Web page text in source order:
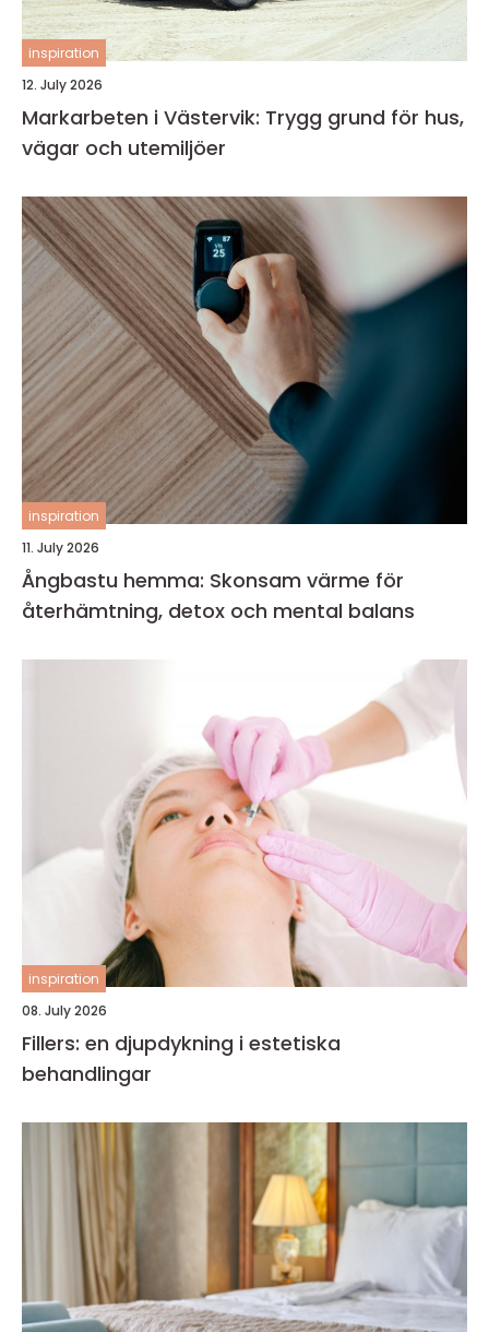
inspiration
12. July 2026
Markarbeten i Västervik: Trygg grund för hus,
vägar och utemiljöer
inspiration
11. July 2026
Ångbastu hemma: Skonsam värme för
återhämtning, detox och mental balans
inspiration
08. July 2026
Fillers: en djupdykning i estetiska
behandlingar